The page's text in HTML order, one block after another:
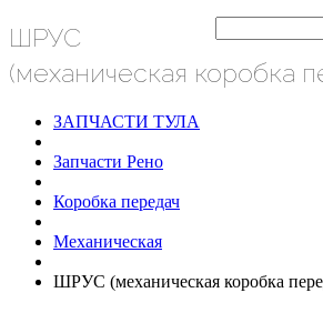
ШРУС
(механическая коробка
ЗАПЧАСТИ ТУЛА
Запчасти Рено
Коробка передач
Механическая
ШРУС (механическая коробка